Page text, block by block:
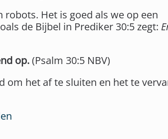
robots. Het is goed als we op een
de Bijbel in Prediker 30:5 zegt:
op.(Psalm 30:5 NBV)
om het af te sluiten en het te